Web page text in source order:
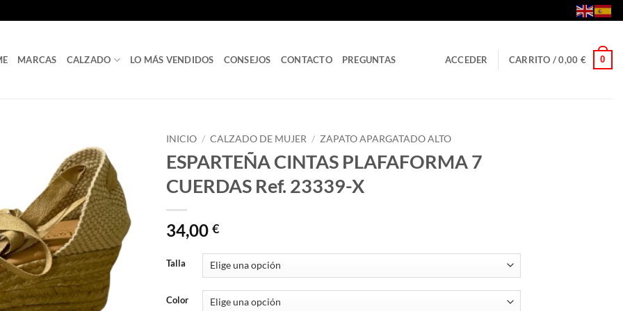
MARCAS CALZADO LO MÁS VENDIDOS CONSEJOS CONTACTO PREGUNTAS ACCEDER CARRITO /0,00 € 0
INICIO / CALZADO DE MUJER / ZAPATO APARGATADO ALTO
ESPARTEÑA CINTAS PLAFAFORMA 7
CUERDAS Ref. 23339-X
34,00 €
Talla
Color